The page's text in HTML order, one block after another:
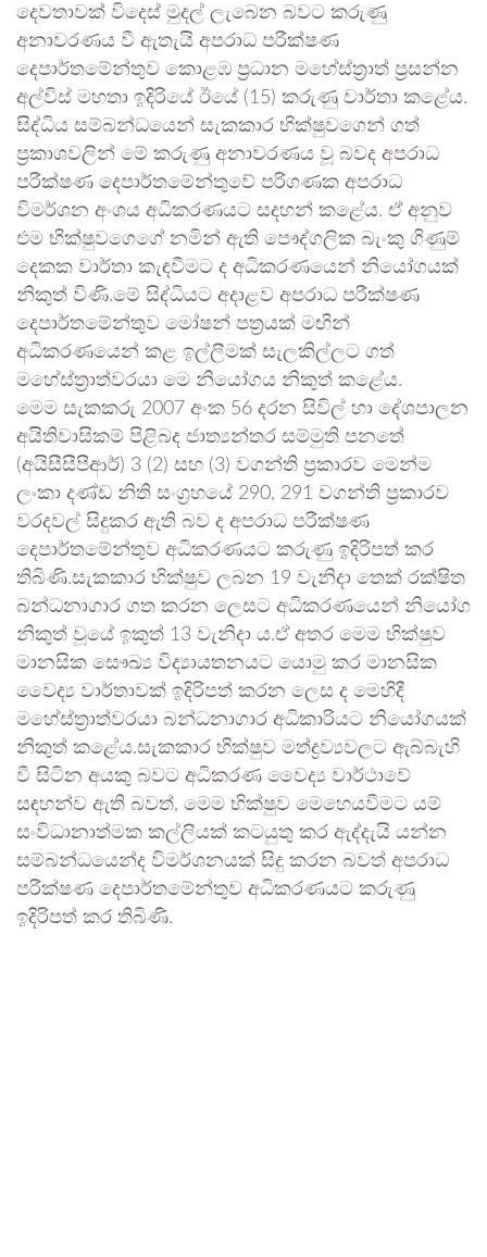
දෙවතාවක් විදෙස් මුදල් ලැබෙන බවට කරුණු
අනාවරණය වී ඇතැයි අපරාධ පරීක්ෂණ
දෙපාර්තමේන්තුව කොළඹ ප්‍රධාන මහේස්ත්‍රාත් ප්‍රසන්න
අල්විස් මහතා ඉදිරියේ ඊයේ (15) කරුණු වාර්තා කළේය.
සිද්ධිය සම්බන්ධයෙන් සැකකාර භික්ෂුවගෙන් ගත්
ප්‍රකාශවලින් මේ කරුණු අනාවරණය වූ බවද අපරාධ
පරීක්ෂණ දෙපාර්තමේන්තුවේ පරිගණක අපරාධ
විමර්ශන අංශය අධිකරණයට සදහන් කළේය. ඒ අනුව
එම භික්ෂුවගෙගේ නමින් ඇති පෞද්ගලික බැංකු ගිණුම්
දෙකක වාර්තා කැඳවීමට ද අධිකරණයෙන් නියෝගයක්
නිකුත් විණි.මේ සිද්ධියට අදාළව අපරාධ පරීක්ෂණ
දෙපාර්තමේන්තුව මෝෂන් පත්‍රයක් මඟින්
අධිකරණයෙන් කළ ඉල්ලීමක් සැලකිල්ලට ගත්
මහේස්ත්‍රාත්වරයා මෙ නියෝගය නිකුත් කළේය.
මෙම සැකකරු 2007 අංක 56 දරන සිවිල් හා දේශපාලන
අයිතිවාසිකම් පිළිබද ජාත්‍යන්තර සම්මුති පනතේ
(අයිසීසීපීආර්) 3 (2) සහ (3) වගන්ති ප්‍රකාරව මෙන්ම
ලංකා දණ්ඩ නිති සංග්‍රහයේ 290, 291 වගන්ති ප්‍රකාරව
වරදවල් සිදුකර ඇති බව ද අපරාධ පරීක්ෂණ
දෙපාර්තමේන්තුව අධිකරණයට කරුණු ඉදිරිපත් කර
තිබිණි.සැකකාර භික්ෂුව ලබන 19 වැනිදා තෙක් රක්ෂිත
බන්ධනාගාර ගත කරන ලෙසට අධිකරණයෙන් නියෝග
නිකුත් වූයේ ඉකුත් 13 වැනිදා ය.ඒ අතර මෙම භික්ෂුව
මානසික සෞඛ්‍ය විද්‍යායතනයට යොමු කර මානසික
වෛද්‍ය වාර්තාවක් ඉදිරිපත් කරන ලෙස ද මෙහිදී
මහේස්ත්‍රාත්වරයා බන්ධනාගාර අධිකාරියට නියෝගයක්
නිකුත් කළේය.සැකකාර භික්ෂුව මත්ද්‍රව්‍යවලට ඇබ්බැහි
වී සිටින අයකු බවට අධිකරණ වෛද්‍ය වාර්ථාවේ
සඳහන්ව ඇති බවත්, මෙම භික්ෂුව මෙහෙයවීමට යම්
සංවිධානාත්මක කල්ලියක් කටයුතු කර ඇද්දැයි යන්න
සම්බන්ධයෙන්ද විමර්ශනයක් සිදු කරන බවත් අපරාධ
පරීක්ෂණ දෙපාර්තමේන්තුව අධිකරණයට කරුණු
ඉදිරිපත් කර තිබිණි.